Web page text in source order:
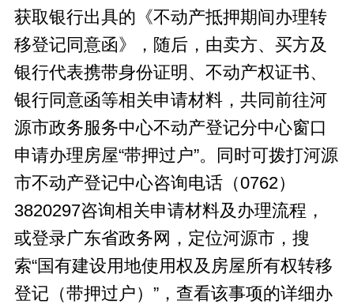
获取银行出具的《不动产抵押期间办理转
移登记同意函》，随后，由卖方、买方及
银行代表携带身份证明、不动产权证书、
银行同意函等相关申请材料，共同前往河
源市政务服务中心不动产登记分中心窗口
申请办理房屋“带押过户”。同时可拨打河源
市不动产登记中心咨询电话（0762）
3820297咨询相关申请材料及办理流程，
或登录广东省政务网，定位河源市，搜
索“国有建设用地使用权及房屋所有权转移
登记（带押过户）”，查看该事项的详细办